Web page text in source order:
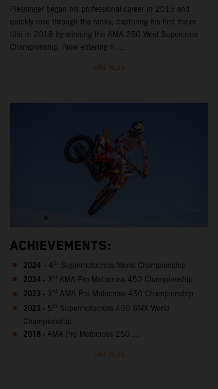
Plessinger began his professional career in 2015 and
quickly rose through the ranks, capturing his first major
title in 2018 by winning the AMA 250 West Supercross
Championship. Now entering h ...
LIRE PLUS
ACHIEVEMENTS:
2024 - 4th Supermotocross World Championship
2024 - 3 rd AMA Pro Motocross 450 Championship
2023 - 3 rd AMA Pro Motocross 450 Championship
2023 - 5th Supermotocross 450 SMX World
Championship
2018 - AMA Pro Motocross 250 ...
LIRE PLUS